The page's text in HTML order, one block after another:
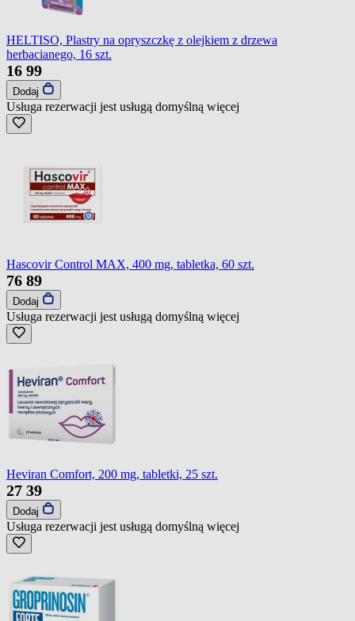
HELTISO, Plastry na opryszczkę z olejkiem z drzewa
herbacianego, 16 szt.
16 99
Dodaj
Usługa rezerwacji jest usługą domyślną więcej
Hascovir Control MAX, 400 mg, tabletka, 60 szt.
76 89
Dodaj
Usługa rezerwacji jest usługą domyślną więcej
Heviran Comfort, 200 mg, tabletki, 25 szt.
27 39
Dodaj
Usługa rezerwacji jest usługą domyślną więcej